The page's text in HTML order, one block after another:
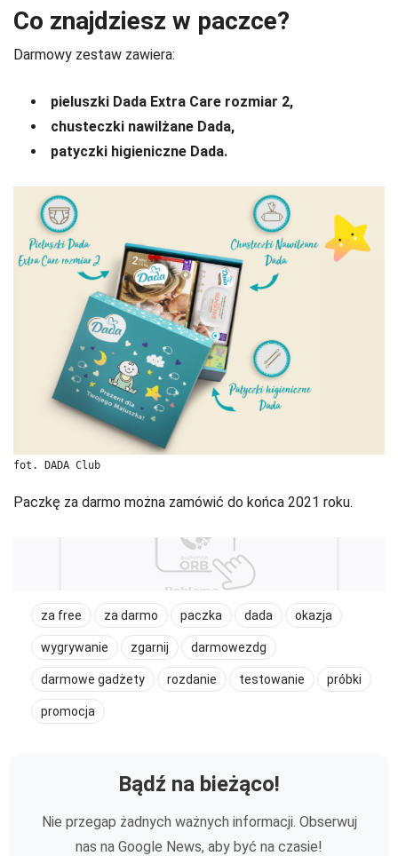
Co znajdziesz w paczce?
Darmowy zestaw zawiera:
pieluszki Dada Extra Care rozmiar 2,
chusteczki nawilżane Dada,
patyczki higieniczne Dada.
fot. DADA Club
Paczkę za darmo można zamówić do końca 2021 roku.
za free za darmo paczka dada okazja
wygrywanie zgarnij darmowezdg
darmowe gadżety rozdanie testowanie próbki
promocja
Bądź na bieżąco!
Nie przegap żadnych ważnych informacji. Obserwuj
nas na Google News, aby być na czasie!